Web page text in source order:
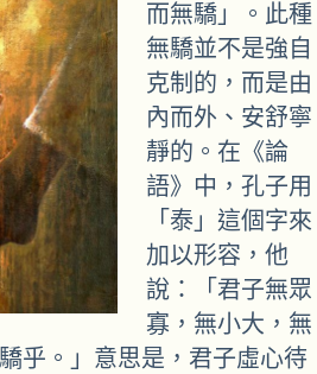
而無驕」。此種
無驕並不是強自
克制的，而是由
內而外、安舒寧
靜的。在《論
語》中，孔子用
「泰」這個字來
加以形容，他
說：「君子無眾
寡，無小大，無
乎。」意思是，君子虛心待